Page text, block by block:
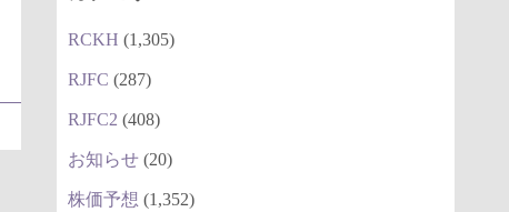
RCKH (1,305)
RJFC (287)
RJFC2 (408)
お知らせ (20)
株価予想 (1,352)